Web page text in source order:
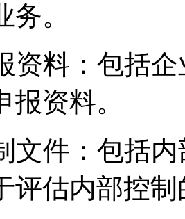
。
资料：包括
资料。
文件：包括
评估内部控